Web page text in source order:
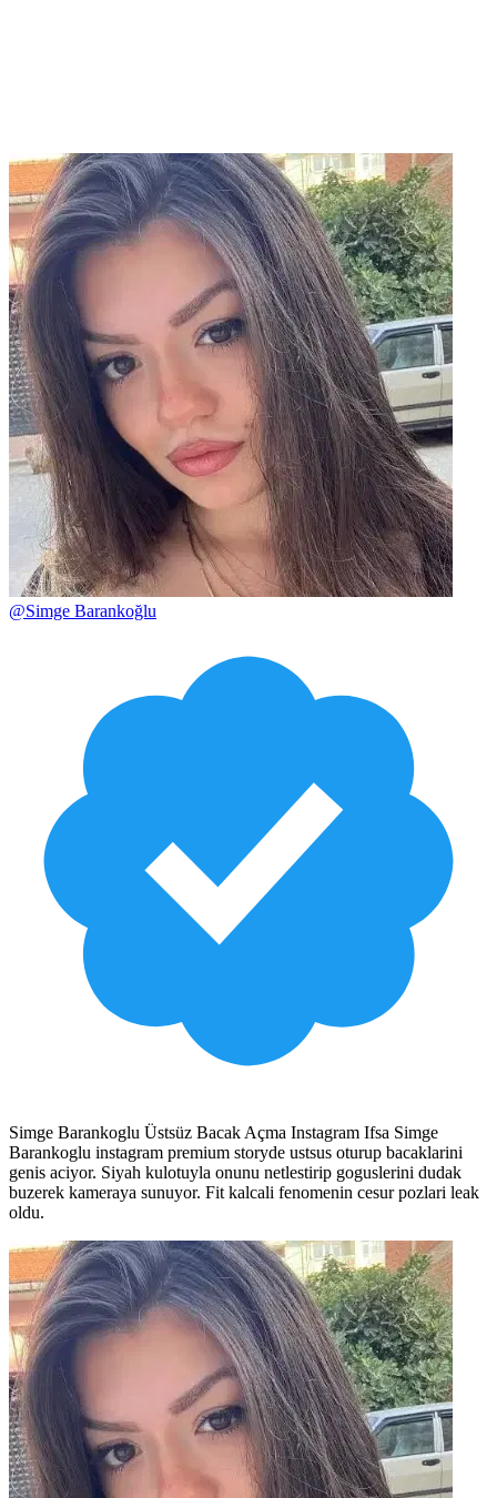
@Simge Barankoğlu
Simge Barankoglu Üstsüz Bacak Açma Instagram Ifsa Simge
Barankoglu instagram premium storyde ustsus oturup bacaklarini
genis aciyor. Siyah kulotuyla onunu netlestirip goguslerini dudak
buzerek kameraya sunuyor. Fit kalcali fenomenin cesur pozlari leak
oldu.